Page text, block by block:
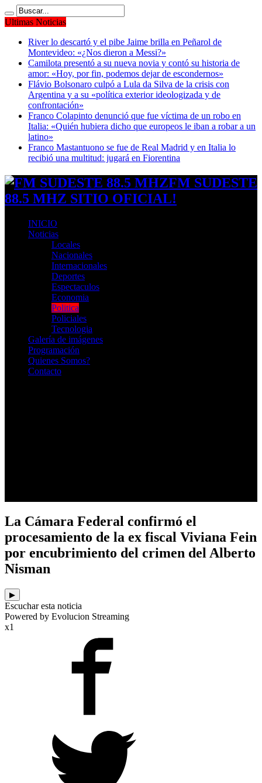
Ultimas Noticias
River lo descartó y el pibe Jaime brilla en Peñarol de
Montevideo: «¿Nos dieron a Messi?»
Camilota presentó a su nueva novia y contó su historia de
amor: «Hoy, por fin, podemos dejar de escondernos»
Flávio Bolsonaro culpó a Lula da Silva de la crisis con
Argentina y a su «política exterior ideologizada y de
confrontación»
Franco Colapinto denunció que fue víctima de un robo en
Italia: «Quién hubiera dicho que europeos le iban a robar a un
latino»
Franco Mastantuono se fue de Real Madrid y en Italia lo
recibió una multitud: jugará en Fiorentina
FM SUDESTE
88.5 MHZ SITIO OFICIAL!
INICIO
Noticias
Locales
Nacionales
Internacionales
Deportes
Espectaculos
Economia
Politica
Policiales
Tecnologia
Galería de imágenes
Programación
Quienes Somos?
Contacto
La Cámara Federal confirmó el
procesamiento de la ex fiscal Viviana Fein
por encubrimiento del crimen del Alberto
Nisman
▶
Escuchar esta noticia
Powered by Evolucion Streaming
x1